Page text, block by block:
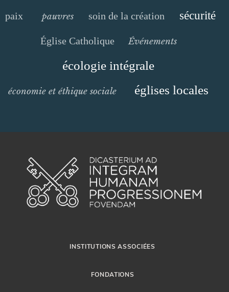
paix pauvres soin de la création sécurité
Église Catholique Événements
écologie intégrale
économie et éthique sociale églises locales
INSTITUTIONS ASSOCIÉES
FONDATIONS